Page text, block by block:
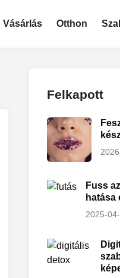
Vásárlás Otthon
Felkapott
Fuss
hatása
2025-